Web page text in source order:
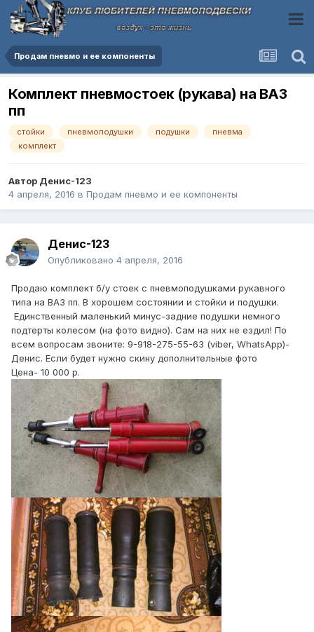
Продам пневмо и ее компоненты
Комплект пневмостоек (рукава) на ВАЗ
пп
стойки пневмоподушки подушки
пневма
комплект
Автор Денис-123
4 апреля, 2016 в Продам пневмо и ее компоненты
Денис-123
Опубликовано 4 апреля, 2016
Продаю комплект б/у стоек с пневмоподушками рукавного
типа на ВАЗ пп. В хорошем состоянии и стойки и подушки.
Единственный маленький минус-задние подушки немного
подтерты колесом (на фото видно). Сам на них не ездил! По
всем вопросам звоните: 9-918-275-55-63 (viber, WhatsApp)-
Денис. Если будет нужно скину дополнительные фото
Цена- 10 000 р.